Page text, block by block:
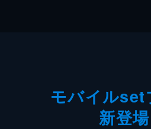
モバイルset
新登場